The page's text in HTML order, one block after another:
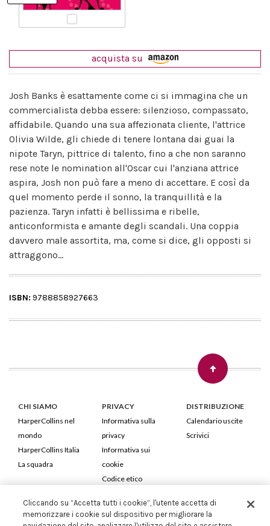
acquista su
Josh Banks è esattamente come ci si immagina che un
commercialista debba essere: silenzioso, compassato,
affidabile. Quando una sua affezionata cliente, l'attrice
Olivia Wilde, gli chiede di tenere lontana dai guai la
nipote Taryn, pittrice di talento, fino a che non saranno
rese note le nomination all'Oscar cui l'anziana attrice
aspira, Josh non può fare a meno di accettare. E così da
quel momento perde il sonno, la tranquillità e la
pazienza. Taryn infatti è bellissima e ribelle,
anticonformista e amante degli scandali. Una coppia
davvero male assortita, ma, come si dice, gli opposti si
attraggono...
ISBN: 9788858927663
CHI SIAMO
HarperCollins nel
mondo
HarperCollins Italia
La squadra
PRIVACY
Informativa sulla
privacy
Informativa sui
cookie
Codice etico
DISTRIBUZIONE
Calendario uscite
Scrivici
HarperCollins Italia S.p.A. Viale Monte Nero, 84 - 20135 Milano
Cod. Fiscale e P.IVA 05946780151 - Capitale Sociale 258.250 €
Cliccando su “Accetta tutti i cookie”, l'utente accetta di
memorizzare i cookie sul dispositivo per migliorare la